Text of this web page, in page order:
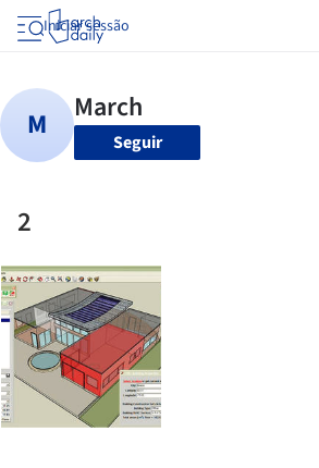
Iniciar sessão
Seguir
2